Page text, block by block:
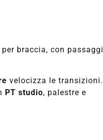
braccia, con passaggi
velocizza le transizioni.
PT studio, palestre e